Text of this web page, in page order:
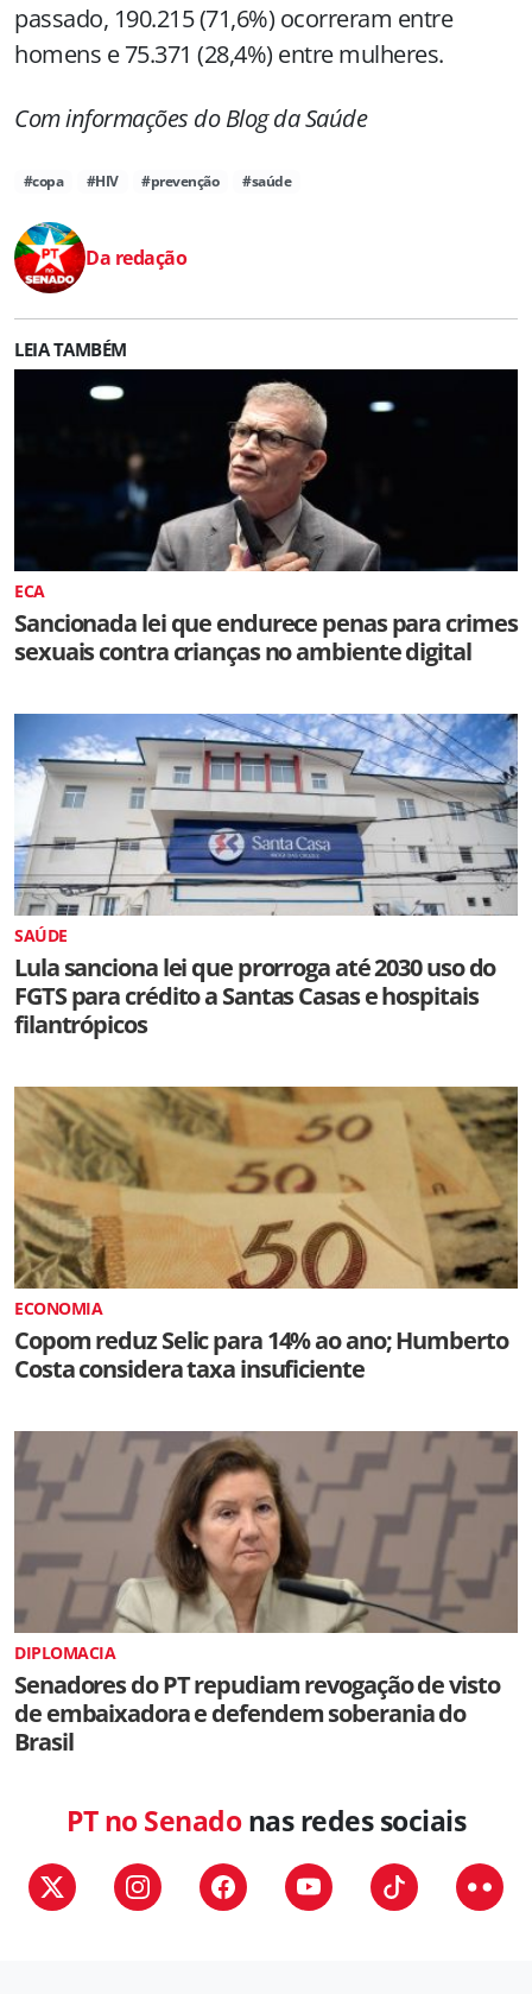
passado, 190.215 (71,6%) ocorreram entre
homens e 75.371 (28,4%) entre mulheres.
Com informações do Blog da Saúde
#copa #HIV #prevenção #saúde
Da redação
LEIA TAMBÉM
ECA
Sancionada lei que endurece penas para crimes
sexuais contra crianças no ambiente digital
SAÚDE
Lula sanciona lei que prorroga até 2030 uso do
FGTS para crédito a Santas Casas e hospitais
filantrópicos
ECONOMIA
Copom reduz Selic para 14% ao ano; Humberto
Costa considera taxa insuficiente
DIPLOMACIA
Senadores do PT repudiam revogação de visto
de embaixadora e defendem soberania do
Brasil
PT no Senadonas redes sociais